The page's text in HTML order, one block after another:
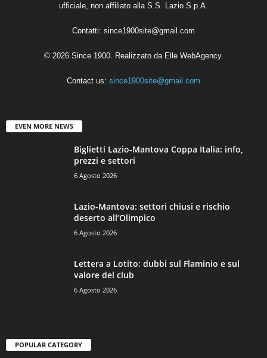
ufficiale, non affiliato alla S.S. Lazio S.p.A.
Contatti: since1900site@gmail.com
© 2026 Since 1900. Realizzato da Elle WebAgency.
Contact us: since1900site@gmail.com
EVEN MORE NEWS
Biglietti Lazio-Mantova Coppa Italia: info,
prezzi e settori
6 Agosto 2026
Lazio-Mantova: settori chiusi e rischio
deserto all’Olimpico
6 Agosto 2026
Lettera a Lotito: dubbi sul Flaminio e sul
valore del club
6 Agosto 2026
POPULAR CATEGORY